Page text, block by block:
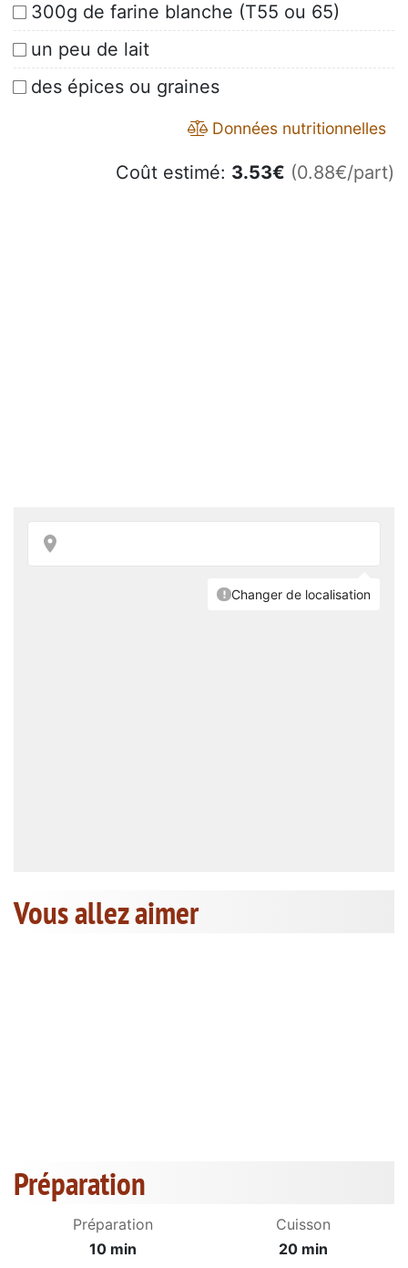
300g de farine blanche (T55 ou 65)
un peu de lait
des épices ou graines
Données nutritionnelles
Coût estimé: 3.53€ (0.88€/part)
Vous allez aimer
Préparation
Préparation
10 min
Cuisson
20 min